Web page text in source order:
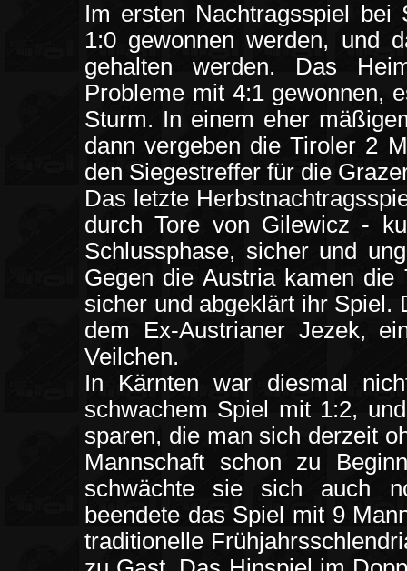
Im ersten Nachtragsspiel bei
1:0 gewonnen werden, und
gehalten werden. Das
Probleme mit 4:1 gewonnen,
Sturm. In einem eher
dann vergeben die Tiroler 2
den Siegestreffer für die
Das letzte
durch Tore von Gilewicz -
Schlussphase, sicher und
Gegen die Austria kamen
sicher und abgeklärt ihr Spiel.
dem Ex-Austrianer Jezek,
Veilchen.
In Kärnten war diesmal
schwachem Spiel mit 1:2,
sparen, die man sich derzeit
Mannschaft schon zu
schwächte sie sich auch
beendete das Spiel mit 9
traditionelle